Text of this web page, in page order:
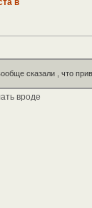
в
сказали , что
вроде